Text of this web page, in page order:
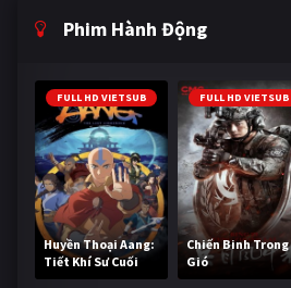
Phim Hành Động
FULL HD VIETSUB
Huyền Thoại Aang:
Tiết Khí Sư Cuối
Cùng
FULL HD VIETSUB
Chiến Binh Trong
Gió